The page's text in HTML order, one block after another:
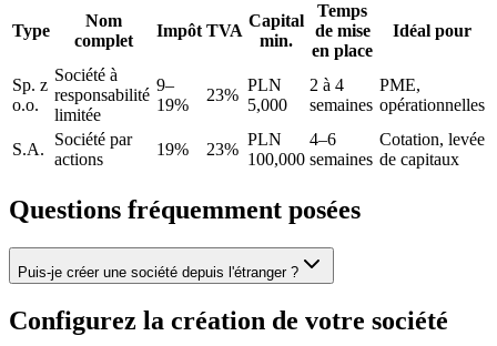
Type
Nom
complet
Impôt TVA
Capital
min.
Temps
de mise
en place
Idéal pour
Sp. z
o.o.
Société à
responsabilité
limitée
9–
19%
23%
PLN
5,000
2 à 4
semaines
PME,
opérationnelles
S.A.
Société par
actions
19% 23%
PLN
100,000
4–6
semaines
Cotation, levée
de capitaux
Questions fréquemment posées
Puis-je créer une société depuis l'étranger ?
Configurez la création de votre société